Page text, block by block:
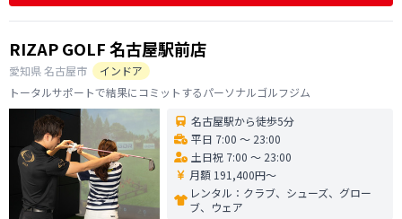
RIZAP GOLF 名古屋駅前店
愛知県名古屋市
インドア
トータルサポートで結果にコミットするパーソナルゴルフジム
名古屋駅から徒歩5分
平日 7:00 〜 23:00
土日祝 7:00 〜 23:00
月額 191,400円〜
レンタル： クラブ、シューズ、グロー
ブ、ウェア